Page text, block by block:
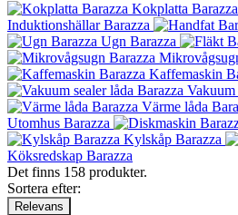
Kokplatta Barazza
Induktionshällar Barazza
Ugn Barazza
Kaffemaskin
Vakuum
Värme låda
Utomhus Barazza
Kylskåp Barazza
Köksredskap Barazza
Det finns 158 produkter.
Sortera efter:
Relevans